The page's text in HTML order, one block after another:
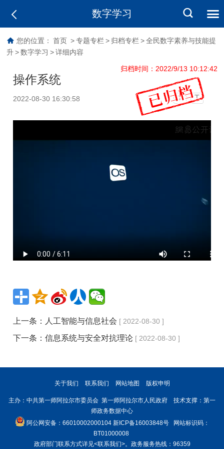
数字学习
您的位置： 首页 > 专题专栏 > 归档专栏 > 全民数字素养与技能提
升 > 数字学习 > 详细内容
归档时间：2022/9/13 10:12:42
操作系统
2022-08-30 16:30:58 T T
上一条： 人工智能与信息社会 [ 2022-08-30 ]
下一条：信息系统与安全对抗理论 [ 2022-08-30 ]
关于我们 联系我们 网站地图 版权申明
主办：中共第一师阿拉尔市委员会 第一师阿拉尔市人民政府 技术支撑：第一
师政务数据中心
阿公网安备：66010002000104 新ICP备16003848号网站标识码：
BT01000008
政府部门联系方式详见<联系我们>。政务服务热线：96359